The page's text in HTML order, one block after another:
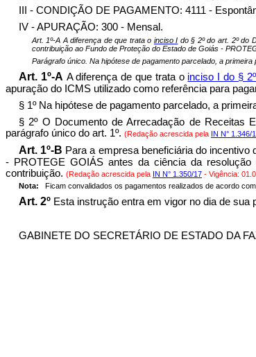
III - CONDIÇÃO DE PAGAMENTO: 4111 - E
IV - APURAÇÃO: 300 - Mensal.
Art. 1º-A A diferença de que trata o inciso I do § 2º do art. 2º do
contribuição ao Fundo de Proteção do Estado de Goiás -
Parágrafo único. Na hipótese de pagamento parcelado, a
Art. 1º-A A diferença de que trata o inciso I do §
apuração do ICMS utilizado como referência para
§ 1º Na hipótese de pagamento parcelado, a
§ 2º O Documento de Arrecadação de Receitas
parágrafo único do art. 1º. (Redação acrescida pela IN N° 1.346/
Art. 1º-B Para a empresa beneficiária do
- PROTEGE GOIÁS antes da ciência da
contribuição. (Redação acrescida pela IN N° 1.350/17 - Vigência:
Nota:
Ficam convalidados os pagamentos realizados de acordo
Art. 2º Esta instrução entra em vigor no dia de sua
GABINETE DO SECRETÁRIO DE ESTADO DA